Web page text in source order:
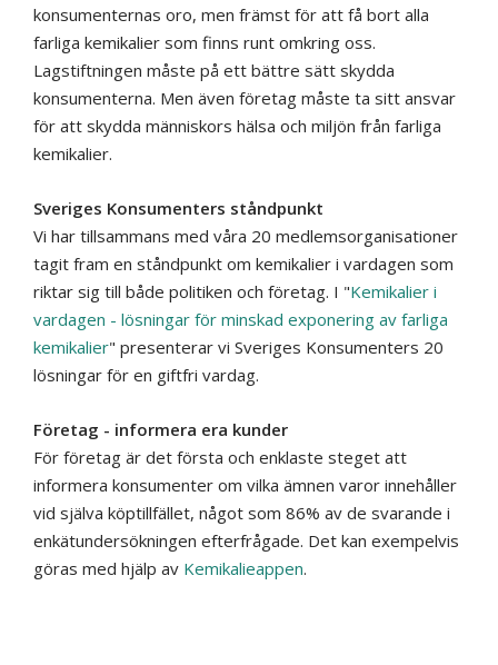
konsumenternas oro, men främst för att få bort alla
farliga kemikalier som finns runt omkring oss.
Lagstiftningen måste på ett bättre sätt skydda
konsumenterna. Men även företag måste ta sitt ansvar
för att skydda människors hälsa och miljön från farliga
kemikalier.
Sveriges Konsumenters ståndpunkt
Vi har tillsammans med våra 20 medlemsorganisationer
tagit fram en ståndpunkt om kemikalier i vardagen som
riktar sig till både politiken och företag. I "Kemikalier i
vardagen - lösningar för minskad exponering av farliga
kemikalier" presenterar vi Sveriges Konsumenters 20
lösningar för en giftfri vardag.
Företag - informera era kunder
För företag är det första och enklaste steget att
informera konsumenter om vilka ämnen varor innehåller
vid själva köptillfället, något som 86% av de svarande i
enkätundersökningen efterfrågade. Det kan exempelvis
göras med hjälp av Kemikalieappen.